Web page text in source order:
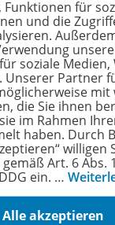
für
und die
soziale
Unserer Partner
mit
die Sie ihnen
im Rahmen
haben. Durch
willigen
Art. 6 Abs.
ein. …
Alle akzeptieren